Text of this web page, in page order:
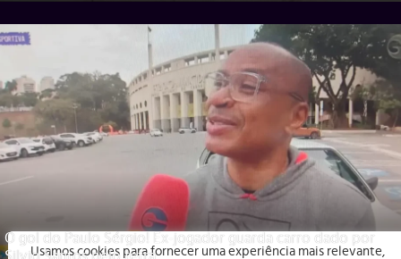
O gol do Paulo Sérgio! Ex-jogador guarda carro dado por
Usamos cookies para fornecer uma experiência mais relevante,